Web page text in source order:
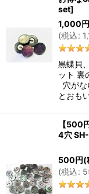
set]
1,000円
(税込:
黒蝶貝
ット 裏
穴が
とおも
【500
4穴
500円(
(税込: